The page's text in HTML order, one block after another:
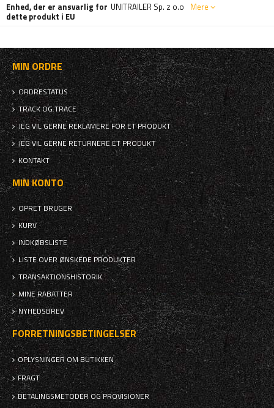
Enhed, der er ansvarlig for
dette produkt i EU
UNITRAILER Sp. z o.o Mere
MIN ORDRE
ORDRESTATUS
TRACK OG TRACE
JEG VIL GERNE REKLAMERE FOR ET PRODUKT
JEG VIL GERNE RETURNERE ET PRODUKT
KONTAKT
MIN KONTO
OPRET BRUGER
KURV
INDKØBSLISTE
LISTE OVER ØNSKEDE PRODUKTER
TRANSAKTIONSHISTORIK
MINE RABATTER
NYHEDSBREV
FORRETNINGSBETINGELSER
OPLYSNINGER OM BUTIKKEN
FRAGT
BETALINGSMETODER OG PROVISIONER